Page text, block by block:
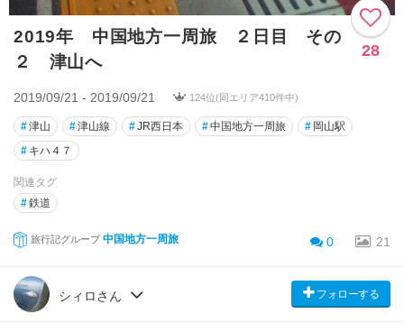
2019年 中国地方一周旅 ２日目 その
２ 津山へ
28
2019/09/21 - 2019/09/21 124位(同エリア410件中)
#津山 #津山線 #JR西日本 #中国地方一周旅 # 岡山駅
# キハ４７
関連タグ
#鉄道
旅行記グループ 中国地方一周旅 0 21
シィロさん フォローする